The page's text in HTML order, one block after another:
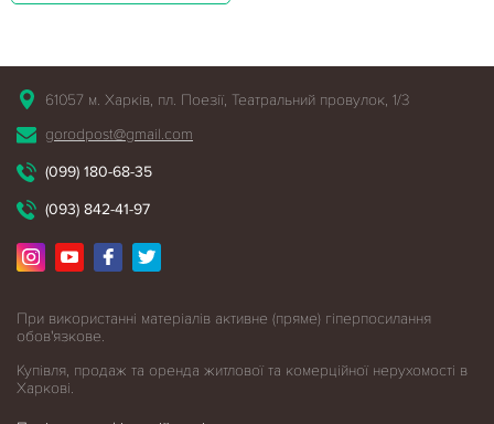
61057 м. Харків, пл. Поезії, Театральний провулок, 1/3
gorodpost@gmail.com
(099) 180-68-35
(093) 842-41-97
При використанні матеріалів активне (пряме) гіперпосилання
обов'язкове.
Купівля, продаж та оренда житлової та комерційної нерухомості в
Харкові.